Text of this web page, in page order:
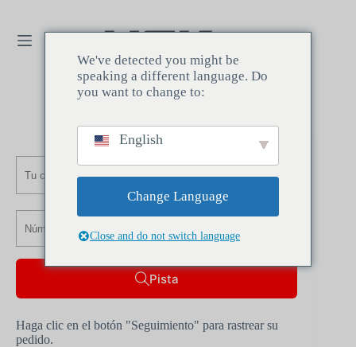
Pista
Haga clic en el botón "Seguimiento" para rastrear su
pedido.
We've detected you might be
speaking a different language. Do
you want to change to:
English
Change Language
Close and do not switch language